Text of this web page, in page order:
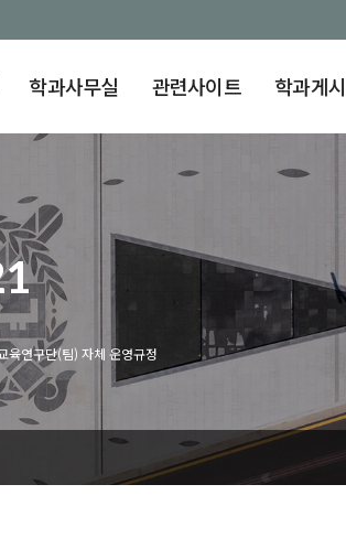
학과사무실 관련사이트 학과게
육연구단(팀) 자체 운영규정